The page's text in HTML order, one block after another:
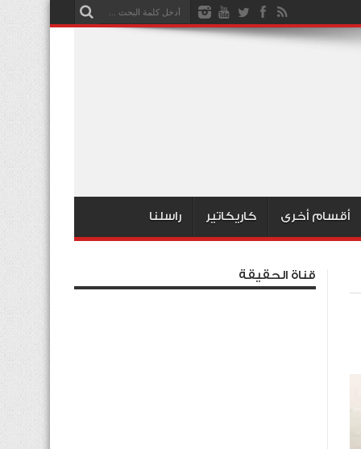
أقسام أخرى كاريكاتير راسلنا
قناة الحقيقة